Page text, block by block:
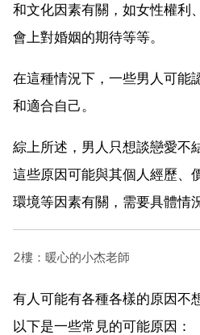
和文化因素有關，如女性權利
會上對婚姻的期待等等。
在這種情況下，一些男人可能
和適合自己。
綜上所述，男人只想談戀愛不
這些原因可能與其個人經歷、
環境等因素有關，需要具體情
2樓：暖心的小杰老師
有人可能有各種各樣的原因不
以下是一些常見的可能原因：